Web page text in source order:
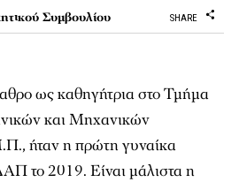
SHARE
Συµβουλίου
ως καθηγήτρια στο Τµήµα
και Μηχανικών
ήταν η πρώτη γυναίκα
το 2019. Είναι µάλιστα η